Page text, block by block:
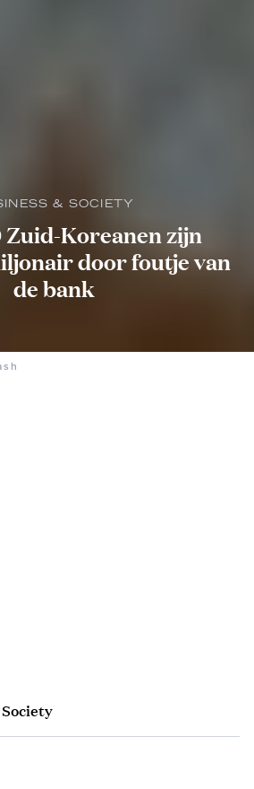
& SOCIETY
Zuid-Koreanen zijn
door foutje van
de bank